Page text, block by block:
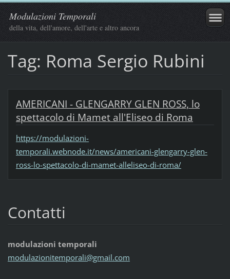
Modulazioni Temporali
della vita, dell'amore, dell'arte e altro ancora
Tag: Roma Sergio Rubini
AMERICANI - GLENGARRY GLEN ROSS, lo
spettacolo di Mamet all'Eliseo di Roma
https://modulazioni-
temporali.webnode.it/news/americani-glengarry-glen-
ross-lo-spettacolo-di-mamet-alleliseo-di-roma/
Contatti
modulazioni temporali
modulazionitemporali@gmail.com